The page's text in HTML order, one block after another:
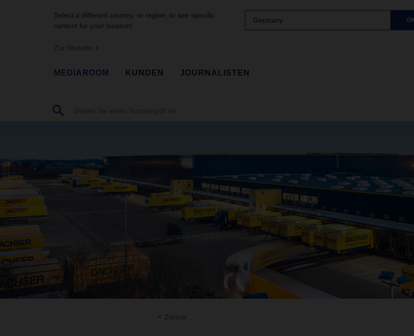
Select a different country, or region, to see specific
content for your location!
Germany
Zur Website
MEDIAROOM KUNDEN JOURNALISTEN
Zurück